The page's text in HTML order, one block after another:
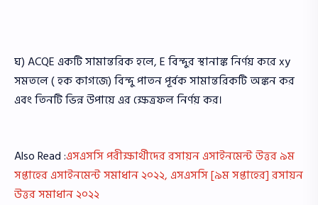
ঘ) ACQE একটি সামান্তরিক হলে, E বিন্দুর স্থানাঙ্ক নির্ণয় করে xy
সমতলে ( হক কাগজে) বিন্দু পাতন পূর্বক সামান্তরিকটি অঙ্কন কর
এবং তিনটি ভিন্ন উপায়ে এর ক্ষেত্রফল নির্ণয় কর।
Also Read :এসএসসি পরীক্ষার্থীদের রসায়ন এসাইনমেন্ট উত্তর ৯ম
সপ্তাহের এসাইনমেন্ট সমাধান ২০২২, এসএসসি [৯ম সপ্তাহের] রসায়ন
উত্তর সমাধান ২০২২